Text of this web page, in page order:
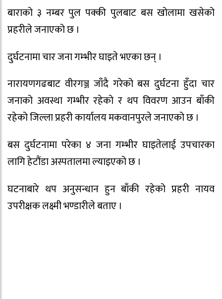
बाराको ३ नम्बर पुल पक्की पुलबाट बस खोलामा खसेको
प्रहरीले जनाएको छ ।
दुर्घटनामा चार जना गम्भीर घाइते भएका छन् ।
नारायणगढबाट वीरगञ्ज जाँदै गरेको बस दुर्घटना हुँदा चार
जनाको अवस्था गम्भीर रहेको र थप विवरण आउन बाँकी
रहेको जिल्ला प्रहरी कार्यालय मकवानपुरले जनाएको छ ।
बस दुर्घटनामा परेका ४ जना गम्भीर घाइतेलाई उपचारका
लागि हेटौंडा अस्पतालमा ल्याइएको छ ।
घटनाबारे थप अनुसन्धान हुन बाँकी रहेको प्रहरी नायव
उपरीक्षक लक्ष्मी भण्डारीले बताए ।